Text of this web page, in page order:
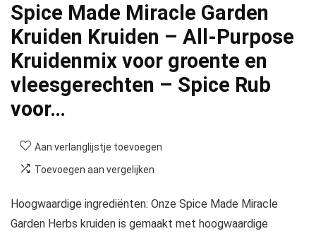
Spice Made Miracle Garden
Kruiden Kruiden – All-Purpose
Kruidenmix voor groente en
vleesgerechten – Spice Rub
voor…
Aan verlanglijstje toevoegen
Toevoegen aan vergelijken
Hoogwaardige ingrediënten: Onze Spice Made Miracle
Garden Herbs kruiden is gemaakt met hoogwaardige